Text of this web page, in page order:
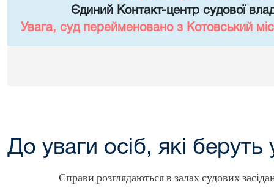
Єдиний Контакт-центр судової
Увага, суд перейменовано з Котовський
До уваги осіб, які беруть
Справи розглядаються в залах судових